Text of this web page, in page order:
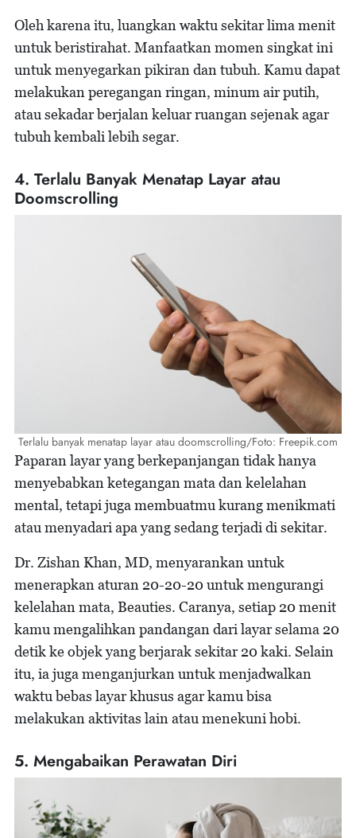
Oleh karena itu, luangkan waktu sekitar lima menit
untuk beristirahat. Manfaatkan momen singkat ini
untuk menyegarkan pikiran dan tubuh. Kamu dapat
melakukan peregangan ringan, minum air putih,
atau sekadar berjalan keluar ruangan sejenak agar
tubuh kembali lebih segar.
4. Terlalu Banyak Menatap Layar atau
Doomscrolling
Terlalu banyak menatap layar atau doomscrolling/Foto: Freepik.com
Paparan layar yang berkepanjangan tidak hanya
menyebabkan ketegangan mata dan kelelahan
mental, tetapi juga membuatmu kurang menikmati
atau menyadari apa yang sedang terjadi di sekitar.
Dr. Zishan Khan, MD, menyarankan untuk
menerapkan aturan 20-20-20 untuk mengurangi
kelelahan mata, Beauties. Caranya, setiap 20 menit
kamu mengalihkan pandangan dari layar selama 20
detik ke objek yang berjarak sekitar 20 kaki. Selain
itu, ia juga menganjurkan untuk menjadwalkan
waktu bebas layar khusus agar kamu bisa
melakukan aktivitas lain atau menekuni hobi.
5. Mengabaikan Perawatan Diri